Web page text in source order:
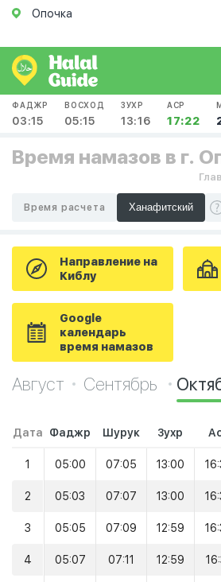
Опочка
ФАДЖР
03:15
ВОСХОД
05:15
ЗУХР
13:16
АСР
17:22
Время намазов в г.
Время расчета
Направление на
Киблу
Google
календарь
время намазов
Август Сентябрь
Дата Фаджр Шурук Зухр
1 05:00 07:05 13:00
2 05:03 07:07 13:00
3 05:05 07:09 12:59
4 05:07 07:11 12:59